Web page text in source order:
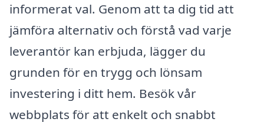
informerat val. Genom att ta dig tid att
jämföra alternativ och förstå vad varje
leverantör kan erbjuda, lägger du
grunden för en trygg och lönsam
investering i ditt hem. Besök vår
webbplats för att enkelt och snabbt